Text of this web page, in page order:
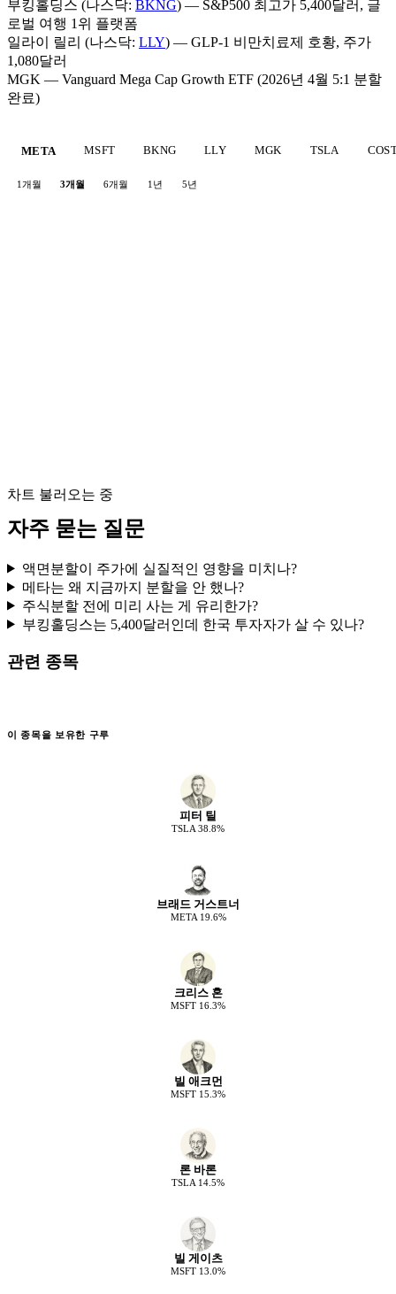
부킹홀딩스 (나스닥: BKNG) — S&P500 최고가 5,400달러, 글
로벌 여행 1위 플랫폼
일라이 릴리 (나스닥: LLY) — GLP-1 비만치료제 호황, 주가
1,080달러
MGK — Vanguard Mega Cap Growth ETF (2026년 4월 5:1 분할
완료)
META MSFT BKNG LLY MGK TSLA
1개월 3개월 6개월 1년 5년
차트 불러오는 중
자주 묻는 질문
액면분할이 주가에 실질적인 영향을 미치나?
메타는 왜 지금까지 분할을 안 했나?
주식분할 전에 미리 사는 게 유리한가?
부킹홀딩스는 5,400달러인데 한국 투자자가 살 수 있나?
관련 종목
이 종목을 보유한 구루
피터 틸
TSLA 38.8%
브래드 거스트너
META 19.6%
크리스 혼
MSFT 16.3%
빌 애크먼
MSFT 15.3%
론 바론
TSLA 14.5%
빌 게이츠
MSFT 13.0%